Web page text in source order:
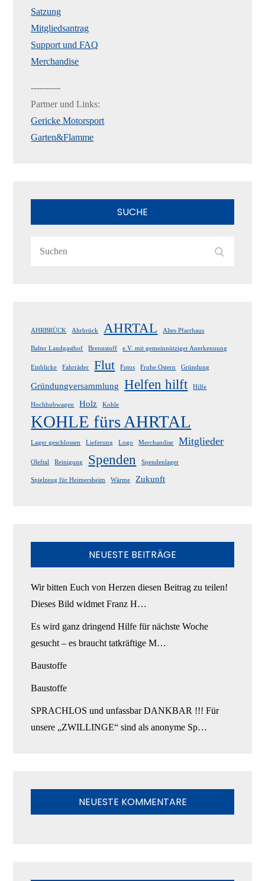
Satzung
Mitgliedsantrag
Support und FAQ
Merchandise
----------
Partner und Links:
Gericke Motorsport
Garten&Flamme
SUCHE
AHRBRÜCK Ahrbrück AHRTAL Altes Pfarrhaus
Balter Landgasthof Brennstoff e.V. mit gemeinnütziger Anerkennung
Einblicke Fahrräder Flut Fotos Frohe Ostern Gründung
Gründungversammlung Helfen hilft Hilfe
Hochhubwagen Holz Kohle
KOHLE fürs AHRTAL
Lager geschlossen Lieferung Logo Merchandise Mitglieder
Oleftal Reinigung Spenden Spendenlager
Spielzeug für Heimersheim Wärme Zukunft
NEUESTE BEITRÄGE
Wir bitten Euch von Herzen diesen Beitrag zu teilen!
Dieses Bild widmet Franz H…
Es wird ganz dringend Hilfe für nächste Woche
gesucht – es braucht tatkräftige M…
Baustoffe
Baustoffe
SPRACHLOS und unfassbar DANKBAR !!! Für
unsere „ZWILLINGE“ sind als anonyme Sp…
NEUESTE KOMMENTARE